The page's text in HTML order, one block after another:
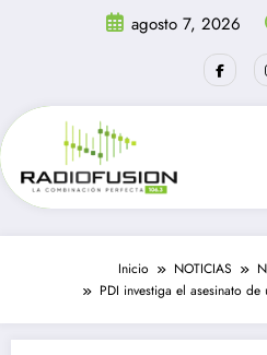
agosto 7, 2026
Inicio NOTICIAS
PDI investiga el asesinato